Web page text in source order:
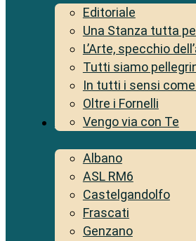
Editoriale
Una Stanza tutta
L’Arte, specchio
Tutti siamo
In tutti i sensi
Oltre i Fornelli
Vengo via con Te
Territorio
Albano
ASL RM6
Castelgandolfo
Frascati
Genzano